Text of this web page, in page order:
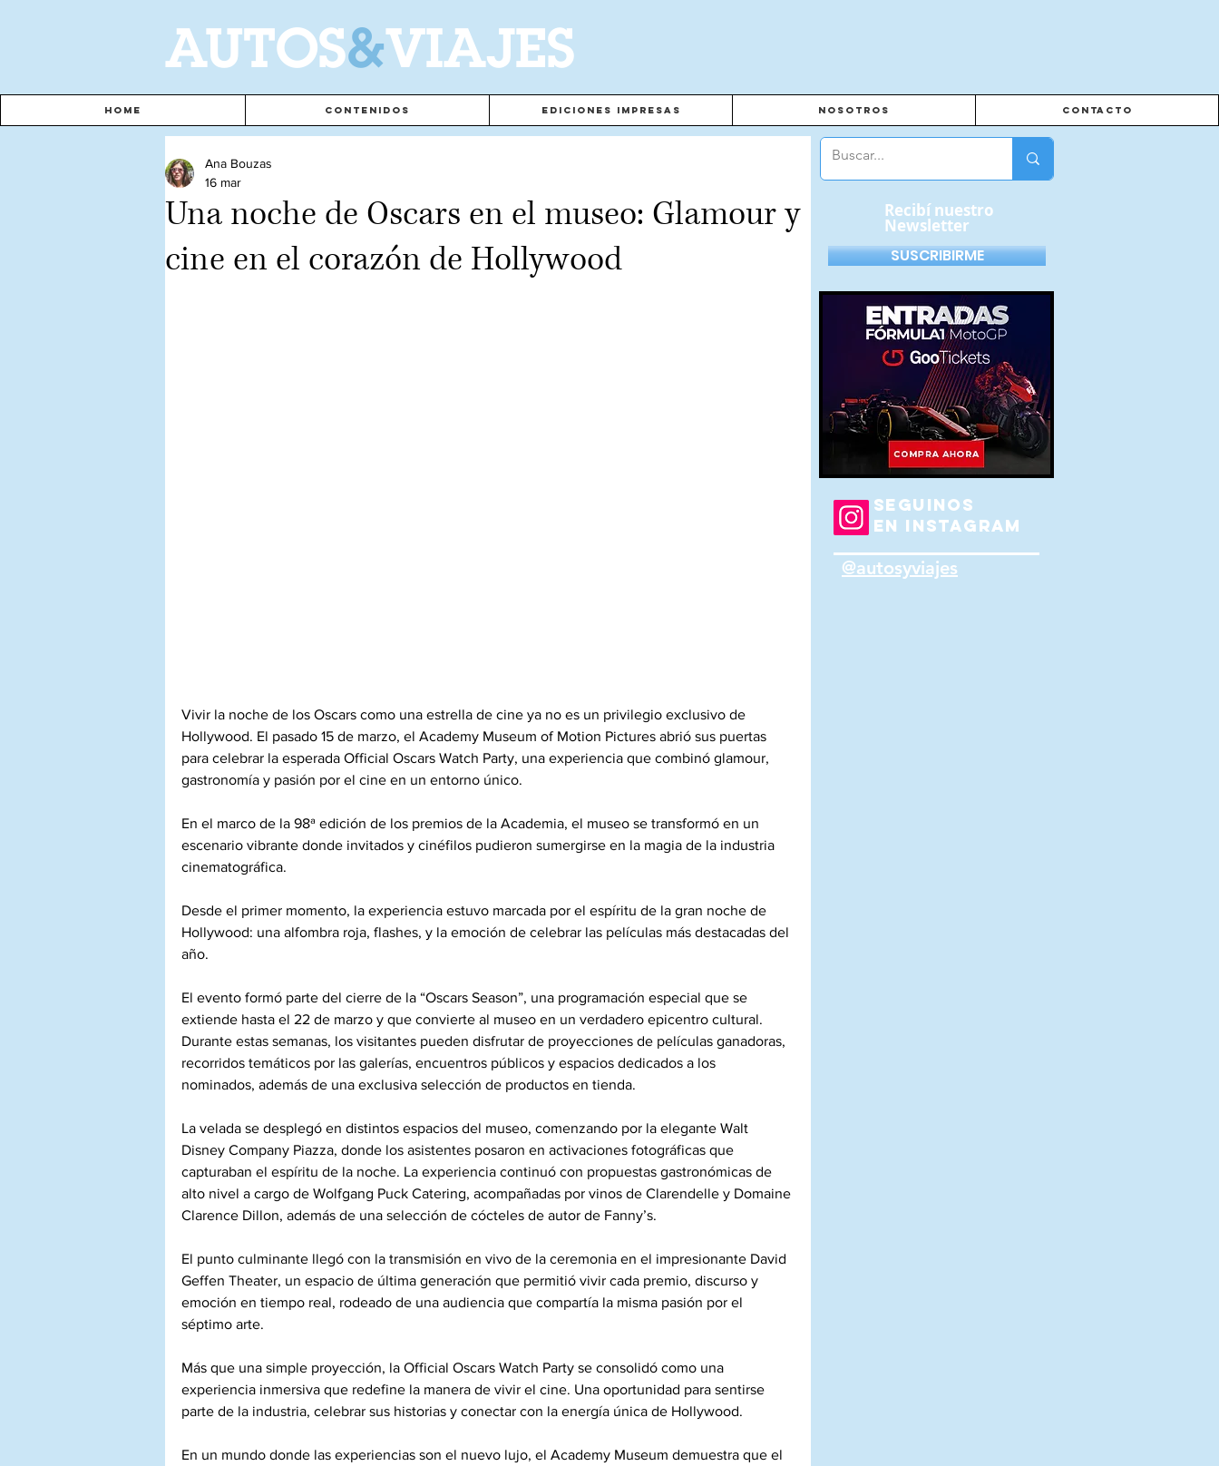
AUTOS&VIAJES
Home Contenidos Ediciones Impresas Nosotros Contacto
Una noche de Oscars en el museo: Glamour y
cine en el corazón de Hollywood
Ana Bouzas
16 mar
Vivir la noche de los Oscars como una estrella de cine ya no es un privilegio exclusivo de
Hollywood. El pasado 15 de marzo, el Academy Museum of Motion Pictures abrió sus puertas
para celebrar la esperada Official Oscars Watch Party, una experiencia que combinó glamour,
gastronomía y pasión por el cine en un entorno único.
En el marco de la 98ª edición de los premios de la Academia, el museo se transformó en un
escenario vibrante donde invitados y cinéfilos pudieron sumergirse en la magia de la industria
cinematográfica.
Desde el primer momento, la experiencia estuvo marcada por el espíritu de la gran noche de
Hollywood: una alfombra roja, flashes, y la emoción de celebrar las películas más destacadas del
año.
El evento formó parte del cierre de la “Oscars Season”, una programación especial que se
extiende hasta el 22 de marzo y que convierte al museo en un verdadero epicentro cultural.
Durante estas semanas, los visitantes pueden disfrutar de proyecciones de películas ganadoras,
recorridos temáticos por las galerías, encuentros públicos y espacios dedicados a los
nominados, además de una exclusiva selección de productos en tienda.
La velada se desplegó en distintos espacios del museo, comenzando por la elegante Walt
Disney Company Piazza, donde los asistentes posaron en activaciones fotográficas que
capturaban el espíritu de la noche. La experiencia continuó con propuestas gastronómicas de
alto nivel a cargo de Wolfgang Puck Catering, acompañadas por vinos de Clarendelle y Domaine
Clarence Dillon, además de una selección de cócteles de autor de Fanny’s.
El punto culminante llegó con la transmisión en vivo de la ceremonia en el impresionante David
Geffen Theater, un espacio de última generación que permitió vivir cada premio, discurso y
emoción en tiempo real, rodeado de una audiencia que compartía la misma pasión por el
séptimo arte.
Más que una simple proyección, la Official Oscars Watch Party se consolidó como una
experiencia inmersiva que redefine la manera de vivir el cine. Una oportunidad para sentirse
parte de la industria, celebrar sus historias y conectar con la energía única de Hollywood.
En un mundo donde las experiencias son el nuevo lujo, el Academy Museum demuestra que el
SEGUINOS
EN INSTAGRAM
@autosyviajes
Recibí nuestro
Newsletter
SUSCRIBIRME